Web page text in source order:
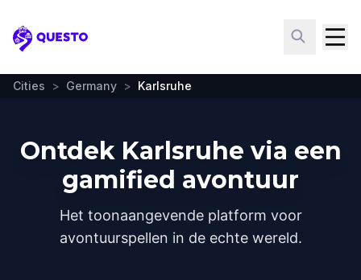
Questo
Cities > Germany > Karlsruhe
Ontdek Karlsruhe via een
gamified avontuur
Het toonaangevende platform voor
avontuurspellen in de echte wereld.